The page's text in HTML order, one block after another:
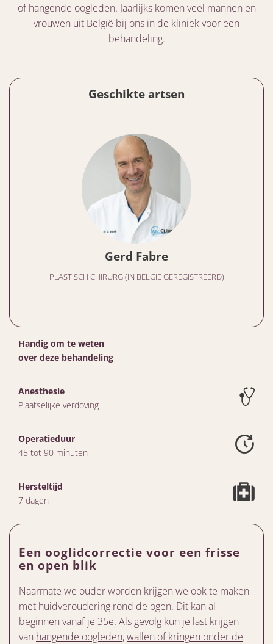
of hangende oogleden. Jaarlijks komen veel mannen en
vrouwen uit België bij ons in de kliniek voor een
behandeling.
Geschikte artsen
Gerd Fabre
PLASTISCH CHIRURG (IN BELGIË GEREGISTREERD)
Handig om te weten
over deze behandeling
Anesthesie
Plaatselijke verdoving
Operatieduur
45 tot 90 minuten
Hersteltijd
7 dagen
Een ooglidcorrectie voor een frisse
en open blik
Naarmate we ouder worden krijgen we ook te maken
met huidveroudering rond de ogen. Dit kan al
beginnen vanaf je 35e. Als gevolg kun je last krijgen
van hangende oogleden,wallen of kringen onder de